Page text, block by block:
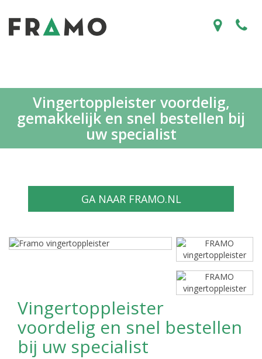
Vingertoppleister voordelig,
gemakkelijk en snel bestellen bij
uw specialist
GA NAAR FRAMO.NL
Vingertoppleister
voordelig en snel bestellen
bij uw specialist